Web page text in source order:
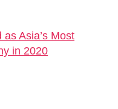
Asia’s Most
in 2020